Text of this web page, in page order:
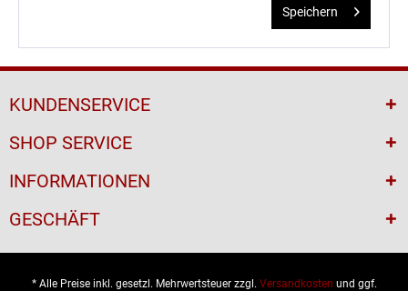
Speichern
KUNDENSERVICE
SHOP SERVICE
INFORMATIONEN
GESCHÄFT
* Alle Preise inkl. gesetzl. Mehrwertsteuer zzgl. Versandkosten und ggf.